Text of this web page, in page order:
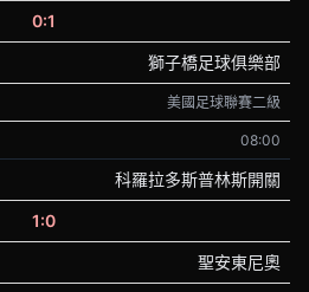
0:1
獅子橋足球俱樂部
美國足球聯賽二級
08:00
科羅拉多斯普林斯開關
1:0
聖安東尼奧